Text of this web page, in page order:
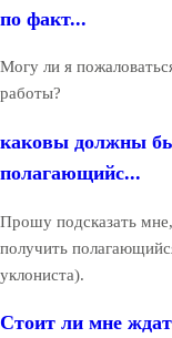
по факт...
Могу ли я
работы?
каковы должны
полагающийс...
Прошу подсказать
получить
уклониста).
Стоит ли мне